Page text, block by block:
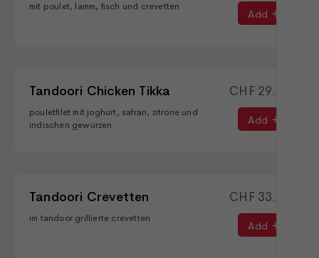
mit poulet, lamm, fisch und crevetten
Add
Tandoori Chicken Tikka
pouletfilet mit joghurt, safran, zitrone und
indischen gewürzen
CHF29.90
Add
Tandoori Crevetten
im tandoor grillierte crevetten
CHF33.90
Add